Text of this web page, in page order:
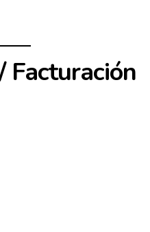
Facturación